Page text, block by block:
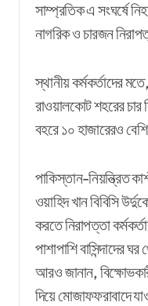
সাম্প্রতিক এ সংঘর্ষে
নাগরিক ও চারজন
স্থানীয় কর্মকর্তাদের
রাওয়ালকোট শহরের
বহরে ১০ হাজারেরও
পাকিস্তান-নিয়ন্ত্রিত
ওয়াহিদ খান বিবিসি
করতে নিরাপত্তা
পাশাপাশি বাসিন্দাদের
আরও জানান,
দিয়ে মোজাফফরাবাদে